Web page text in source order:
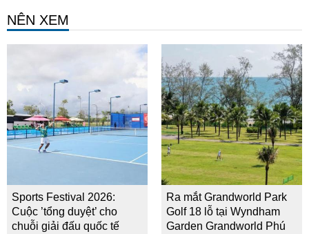
NÊN XEM
Sports Festival 2026:
Cuộc ’tổng duyệt’ cho
chuỗi giải đấu quốc tế
Ra mắt Grandworld Park
Golf 18 lỗ tại Wyndham
Garden Grandworld Phú